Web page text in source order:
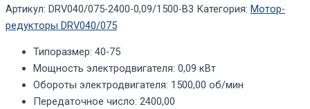
Артикул: DRV040/075-2400-0,09/1500-В3 Категория: Мотор-
редукторы DRV040/075
Типоразмер: 40-75
Мощность электродвигателя: 0,09 кВт
Обороты электродвигателя: 1500,00 об/мин
Передаточное число: 2400,00